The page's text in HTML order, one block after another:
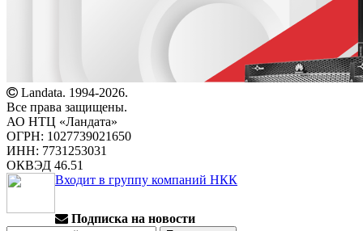
Landata. 1994-2026.
Все права защищены.
АО НТЦ «Ландата»
ОГРН: 1027739021650
ИНН: 7731253031
ОКВЭД 46.51
Входит в группу компаний НКК
Подписка на новости